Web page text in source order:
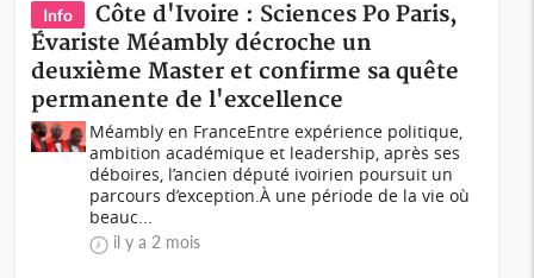
Info
Côte d'Ivoire : Sciences Po Paris,
Évariste Méambly décroche un
deuxième Master et confirme sa quête
permanente de l'excellence
Méambly en FranceEntre expérience politique,
ambition académique et leadership, après ses
déboires, l’ancien député ivoirien poursuit un
parcours d’exception.À une période de la vie où
beauc...
il y a 2 mois